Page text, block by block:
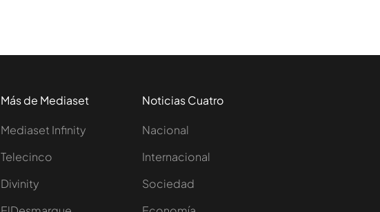
Más de Mediaset
Mediaset Infinity
Telecinco
Divinity
Noticias Cuatro
Nacional
Internacional
Sociedad